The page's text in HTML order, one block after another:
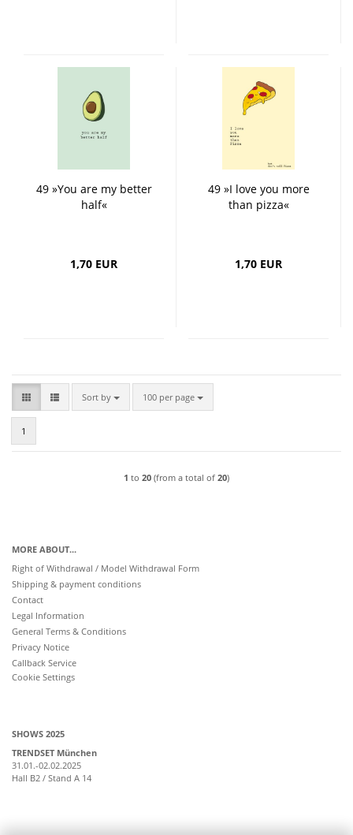
49 »You are my better
half«
1,70 EUR
49 »I love you more
than pizza«
1,70 EUR
Sort by
Sort by 100 per page
per page
1
1 to 20 (from a total of 20)
MORE ABOUT...
Right of Withdrawal / Model Withdrawal Form
Shipping & payment conditions
Contact
Legal Information
General Terms & Conditions
Privacy Notice
Callback Service
Cookie Settings
SHOWS 2025
TRENDSET München
31.01.-02.02.2025
Hall B2 / Stand A 14